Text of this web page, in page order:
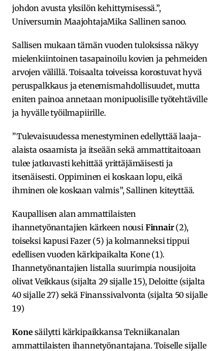
johdon avusta yksilön kehittymisessä.”,
Universumin MaajohtajaMika Sallinen sanoo.
Sallisen mukaan tämän vuoden tuloksissa näkyy
mielenkiintoinen tasapainoilu kovien ja pehmeiden
arvojen välillä. Toisaalta toiveissa korostuvat hyvä
peruspalkkaus ja etenemismahdollisuudet, mutta
eniten painoa annetaan monipuolisille työtehtäville
ja hyvälle työilmapiirille.
”Tulevaisuudessa menestyminen edellyttää laaja-
alaista osaamista ja itseään sekä ammattitaitoaan
tulee jatkuvasti kehittää yrittäjämäisesti ja
itsenäisesti. Oppiminen ei koskaan lopu, eikä
ihminen ole koskaan valmis”, Sallinen kiteyttää.
Kaupallisen alan ammattilaisten
ihannetyönantajien kärkeen nousi Finnair(2),
toiseksi kapusi Fazer (5) ja kolmanneksi tippui
edellisen vuoden kärkipaikalta Kone (1).
Ihannetyönantajien listalla suurimpia nousijoita
olivat Veikkaus (sijalta 29 sijalle 15), Deloitte (sijalta
40 sijalle 27) sekä Finanssivalvonta (sijalta 50 sijalle
19)
Konesäilytti kärkipaikkansa Tekniikanalan
ammattilaisten ihannetyönantajana. Toiselle sijalle